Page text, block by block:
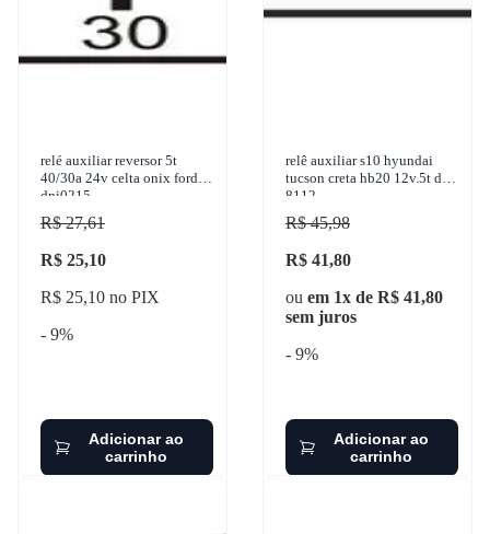
relé auxiliar reversor 5t
40/30a 24v celta onix ford
dni0215
R$ 27,61
R$ 25,10
R$ 25,10 no PIX
- 9%
Adicionar ao
carrinho
relê auxiliar s10 hyundai
tucson creta hb20 12v.5t dni
8112
R$ 45,98
R$ 41,80
ou em 1x de R$ 41,80
sem juros
- 9%
Adicionar ao
carrinho